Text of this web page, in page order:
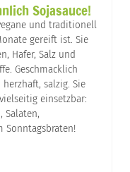
Sojasauce!
und traditionell
gereift ist. Sie
Hafer, Salz und
Geschmacklich
salzig. Sie
einsetzbar:
Salaten,
Sonntagsbraten!